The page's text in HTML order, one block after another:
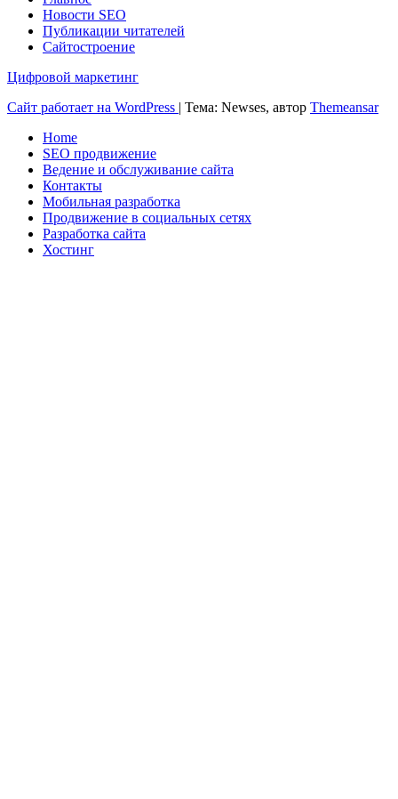
Новости SEO
Публикации читателей
Сайтостроение
Цифровой маркетинг
Сайт работает на WordPress | Тема: Newses, автор Themeansar
Home
SEO продвижение
Ведение и обслуживание сайта
Контакты
Мобильная разработка
Продвижение в социальных сетях
Разработка сайта
Хостинг